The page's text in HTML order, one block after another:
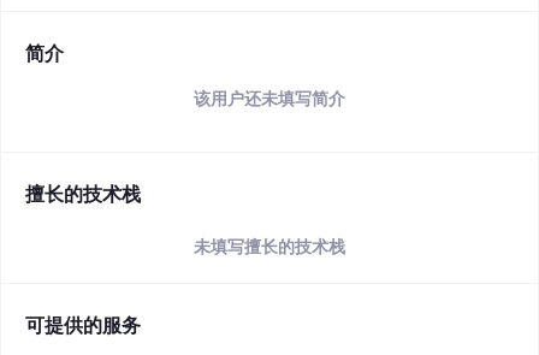
简介
该用户还未填写简介
擅长的技术栈
未填写擅长的技术栈
可提供的服务